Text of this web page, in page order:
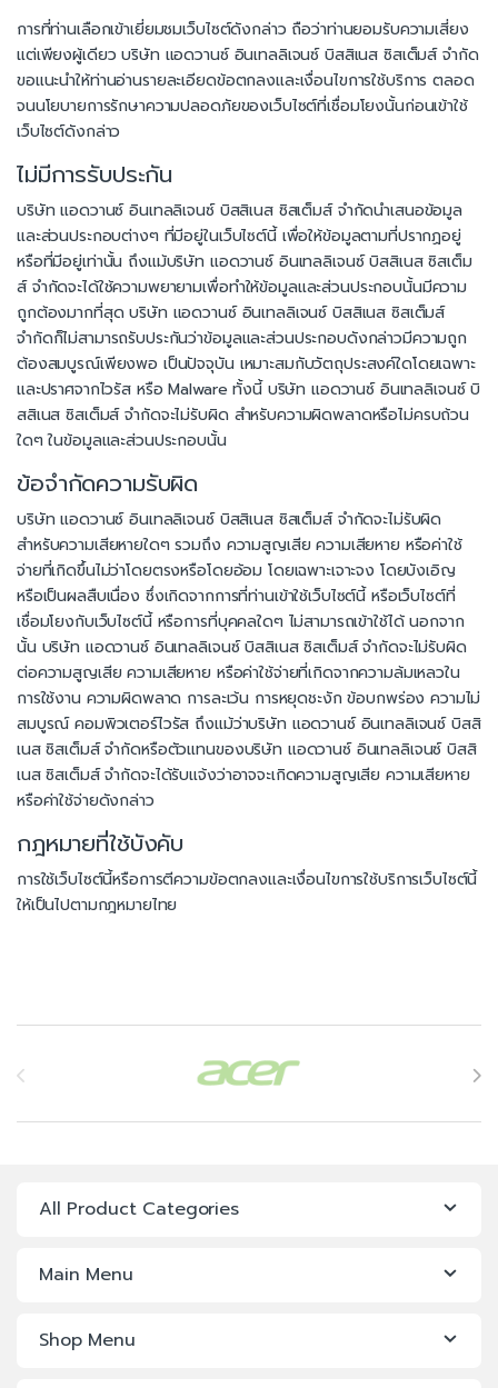
การที่ท่านเลือกเข้าเยี่ยมชมเว็บไซต์ดังกล่าว ถือว่าท่านยอมรับความเสี่ยง
แต่เพียงผู้เดียว บริษัท แอดวานซ์ อินเทลลิเจนซ์ บิสสิเนส ซิสเต็มส์ จำกัด
ขอแนะนำให้ท่านอ่านรายละเอียดข้อตกลงและเงื่อนไขการใช้บริการ ตลอด
จนนโยบายการรักษาความปลอดภัยของเว็บไซต์ที่เชื่อมโยงนั้นก่อนเข้าใช้
เว็บไซต์ดังกล่าว
ไม่มีการรับประกัน
บริษัท แอดวานซ์ อินเทลลิเจนซ์ บิสสิเนส ซิสเต็มส์ จำกัดนำเสนอข้อมูล
และส่วนประกอบต่างๆ ที่มีอยู่ในเว็บไซต์นี้ เพื่อให้ข้อมูลตามที่ปรากฏอยู่
หรือที่มีอยู่เท่านั้น ถึงแม้บริษัท แอดวานซ์ อินเทลลิเจนซ์ บิสสิเนส ซิสเต็ม
ส์ จำกัดจะได้ใช้ความพยายามเพื่อทำให้ข้อมูลและส่วนประกอบนั้นมีความ
ถูกต้องมากที่สุด บริษัท แอดวานซ์ อินเทลลิเจนซ์ บิสสิเนส ซิสเต็มส์
จำกัดก็ไม่สามารถรับประกันว่าข้อมูลและส่วนประกอบดังกล่าวมีความถูก
ต้องสมบูรณ์เพียงพอ เป็นปัจจุบัน เหมาะสมกับวัตถุประสงค์ใดโดยเฉพาะ
และปราศจากไวรัส หรือ Malware ทั้งนี้ บริษัท แอดวานซ์ อินเทลลิเจนซ์ บิ
สสิเนส ซิสเต็มส์ จำกัดจะไม่รับผิด สำหรับความผิดพลาดหรือไม่ครบถ้วน
ใดๆ ในข้อมูลและส่วนประกอบนั้น
ข้อจำกัดความรับผิด
บริษัท แอดวานซ์ อินเทลลิเจนซ์ บิสสิเนส ซิสเต็มส์ จำกัดจะไม่รับผิด
สำหรับความเสียหายใดๆ รวมถึง ความสูญเสีย ความเสียหาย หรือค่าใช้
จ่ายที่เกิดขึ้นไม่ว่าโดยตรงหรือโดยอ้อม โดยเฉพาะเจาะจง โดยบังเอิญ
หรือเป็นผลสืบเนื่อง ซึ่งเกิดจากการที่ท่านเข้าใช้เว็บไซต์นี้ หรือเว็บไซต์ที่
เชื่อมโยงกับเว็บไซต์นี้ หรือการที่บุคคลใดๆ ไม่สามารถเข้าใช้ได้ นอกจาก
นั้น บริษัท แอดวานซ์ อินเทลลิเจนซ์ บิสสิเนส ซิสเต็มส์ จำกัดจะไม่รับผิด
ต่อความสูญเสีย ความเสียหาย หรือค่าใช้จ่ายที่เกิดจากความล้มเหลวใน
การใช้งาน ความผิดพลาด การละเว้น การหยุดชะงัก ข้อบกพร่อง ความไม่
สมบูรณ์ คอมพิวเตอร์ไวรัส ถึงแม้ว่าบริษัท แอดวานซ์ อินเทลลิเจนซ์ บิสสิ
เนส ซิสเต็มส์ จำกัดหรือตัวแทนของบริษัท แอดวานซ์ อินเทลลิเจนซ์ บิสสิ
เนส ซิสเต็มส์ จำกัดจะได้รับแจ้งว่าอาจจะเกิดความสูญเสีย ความเสียหาย
หรือค่าใช้จ่ายดังกล่าว
กฎหมายที่ใช้บังคับ
การใช้เว็บไซต์นี้หรือการตีความข้อตกลงและเงื่อนไขการใช้บริการเว็บไซต์นี้
ให้เป็นไปตามกฎหมายไทย
All Product Categories
Main Menu
Shop Menu